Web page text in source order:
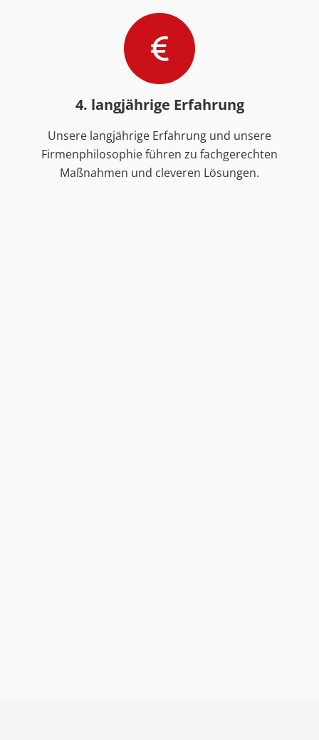
4. langjährige Erfahrung
Unsere langjährige Erfahrung und unsere
Firmenphilosophie führen zu fachgerechten
Maßnahmen und cleveren Lösungen.